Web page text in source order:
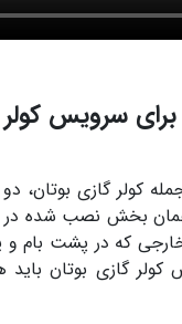
سرویس کولر
کولر گازی
بخش نصب شده در
که در پشت بام و
کولر گازی بوتان